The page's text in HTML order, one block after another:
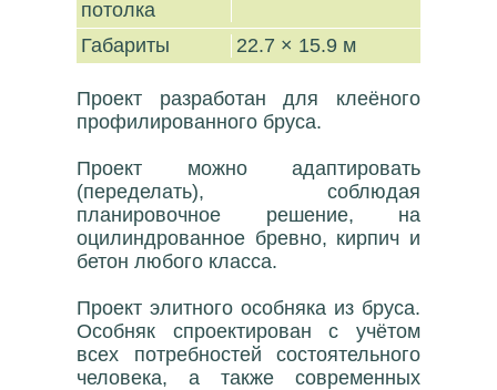
потолка
Габариты 22.7 × 15.9 м
Проект разработан для клеёного
профилированного бруса.
Проект можно адаптировать
(переделать), соблюдая
планировочное решение, на
оцилиндрованное бревно, кирпич и
бетон любого класса.
Проект элитного особняка из бруса.
Особняк спроектирован с учётом
всех потребностей состоятельного
человека, а также современных